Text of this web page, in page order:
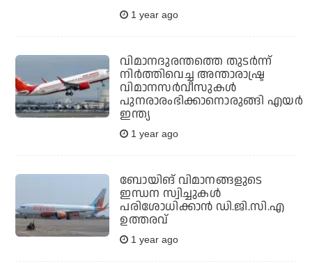
1 year ago
വിമാനദുരന്തത്തെ തുടര്‍ന്ന്
നിര്‍ത്തിവെച്ച അന്താരാഷ്ട്ര
വിമാനസര്‍വീസുകള്‍
പുനരാരംഭിക്കാനൊരുങ്ങി എയര്‍
ഇന്ത്യ
1 year ago
ബോയിങ് വിമാനങ്ങളുടെ
ഇന്ധന സ്വിച്ചുകൾ
പരിശോധിക്കാൻ ഡി.ജി.സി.എ
ഉത്തരവ്
1 year ago